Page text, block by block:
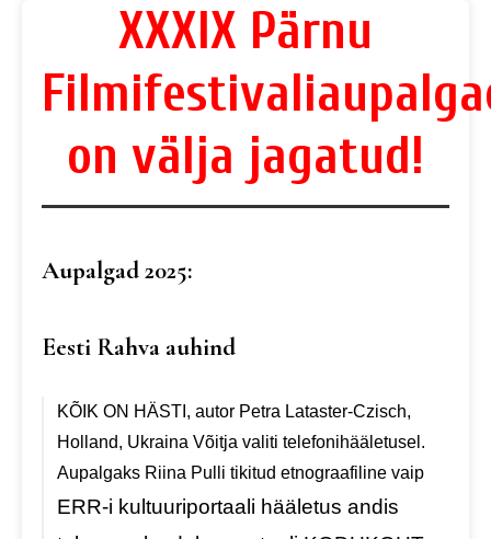
XXXIX Pärnu
Filmifestivali
on välja jagatud!
Aupalgad 2025:
Eesti Rahva auhind
KÕIK ON HÄSTI, autor Petra Lataster-Czisch,
Holland, Ukraina Võitja valiti telefonihääletusel.
Aupalgaks Riina Pulli tikitud etnograafiline vaip
ERR-i kultuuriportaali hääletus andis